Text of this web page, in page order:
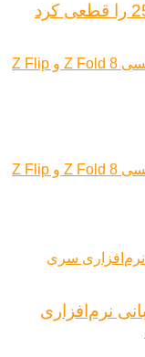
نرم‌افزاری